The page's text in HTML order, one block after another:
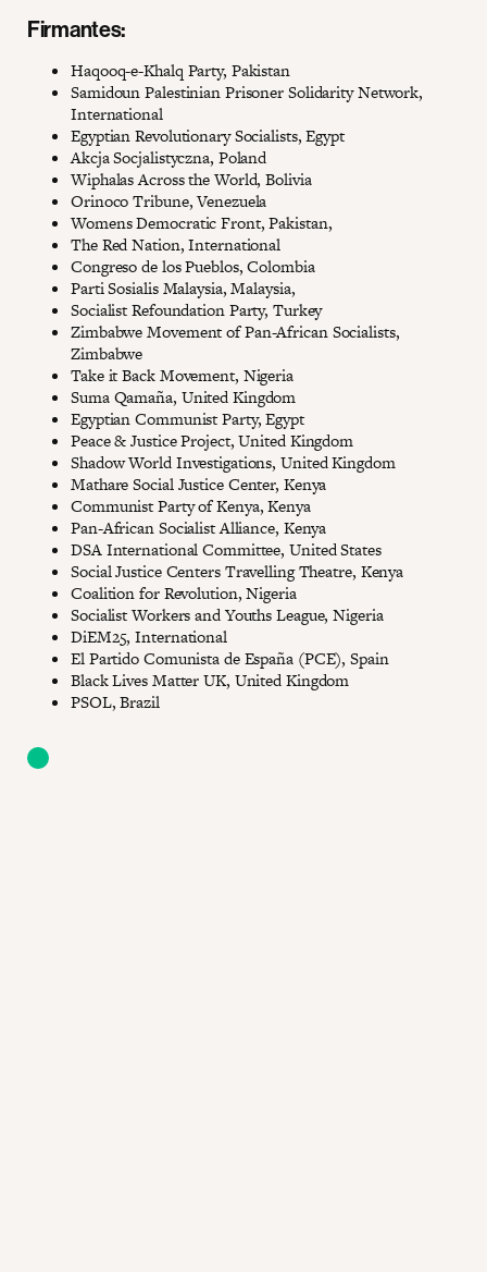
Firmantes:
Haqooq-e-Khalq Party, Pakistan
Samidoun Palestinian Prisoner Solidarity Network,
International
Egyptian Revolutionary Socialists, Egypt
Akcja Socjalistyczna, Poland
Wiphalas Across the World, Bolivia
Orinoco Tribune, Venezuela
Womens Democratic Front, Pakistan,
The Red Nation, International
Congreso de los Pueblos, Colombia
Parti Sosialis Malaysia, Malaysia,
Socialist Refoundation Party, Turkey
Zimbabwe Movement of Pan-African Socialists,
Zimbabwe
Take it Back Movement, Nigeria
Suma Qamaña, United Kingdom
Egyptian Communist Party, Egypt
Peace & Justice Project, United Kingdom
Shadow World Investigations, United Kingdom
Mathare Social Justice Center, Kenya
Communist Party of Kenya, Kenya
Pan-African Socialist Alliance, Kenya
DSA International Committee, United States
Social Justice Centers Travelling Theatre, Kenya
Coalition for Revolution, Nigeria
Socialist Workers and Youths League, Nigeria
DiEM25, International
El Partido Comunista de España (PCE), Spain
Black Lives Matter UK, United Kingdom
PSOL, Brazil